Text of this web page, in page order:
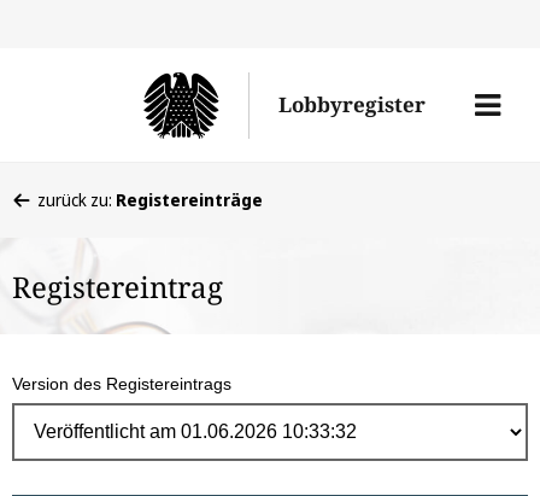
Lobbyregister
Menü
befinden
hier:
zurück zu: Registereinträge
Registereintrag
Version des Registereintrags